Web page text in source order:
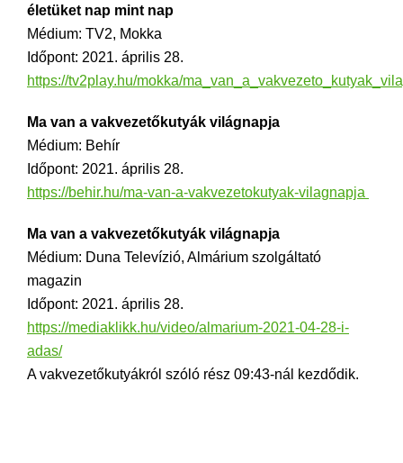
életüket nap mint nap
Médium: TV2, Mokka
Időpont: 2021. április 28.
https://tv2play.hu/mokka/
Ma van a vakvezetőkutyák világnapja
Médium: Behír
Időpont: 2021. április 28.
https://behir.hu/ma-van-a-vakvezetokutyak-vilagnapja
Ma van a vakvezetőkutyák világnapja
Médium: Duna Televízió, Almárium szolgáltató
magazin
Időpont: 2021. április 28.
https://mediaklikk.hu/video/almarium-2021-04-28-i-
adas/
A vakvezetőkutyákról szóló rész 09:43-nál kezdődik.